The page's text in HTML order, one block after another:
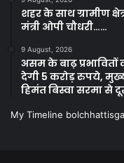
शहर के साथ ग्रामीण
मंत्री ओपी चौधरी……
9 August, 2026
असम के बाढ़
देगी 5 करोड़ रुपये,
हिमंत बिस्वा सरमा से
My Timeline